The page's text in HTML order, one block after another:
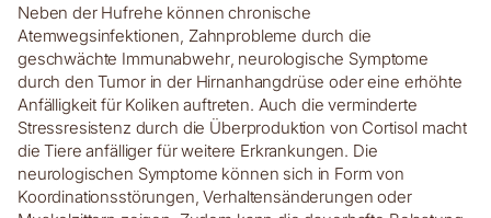
Neben der Hufrehe können chronische
Atemwegsinfektionen, Zahnprobleme durch die
geschwächte Immunabwehr, neurologische Symptome
durch den Tumor in der Hirnanhangdrüse oder eine erhöhte
Anfälligkeit für Koliken auftreten. Auch die verminderte
Stressresistenz durch die Überproduktion von Cortisol macht
die Tiere anfälliger für weitere Erkrankungen. Die
neurologischen Symptome können sich in Form von
Koordinationsstörungen, Verhaltensänderungen oder